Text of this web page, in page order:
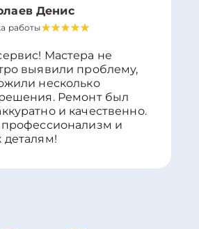
Денис
работы
Мастера не
выявили проблему,
несколько
Ремонт был
и качественно.
профессионализм и
деталям!